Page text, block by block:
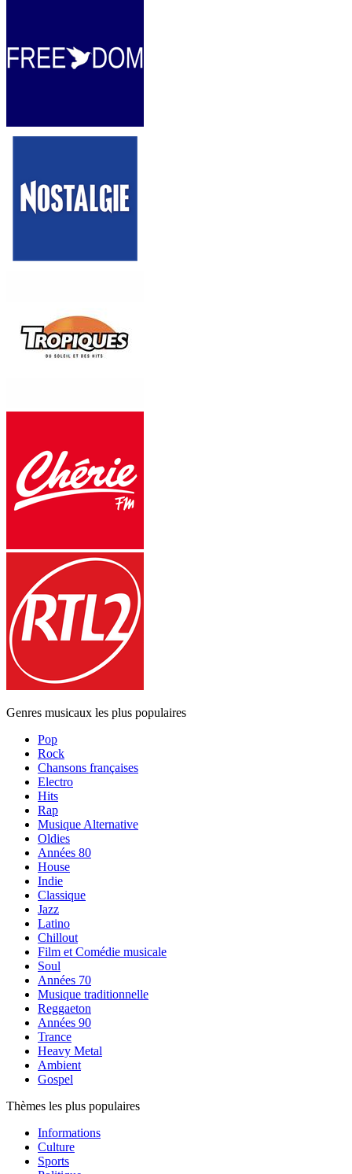
Genres musicaux les plus populaires
Pop
Rock
Chansons françaises
Electro
Hits
Rap
Musique Alternative
Oldies
Années 80
House
Indie
Classique
Jazz
Latino
Chillout
Film et Comédie musicale
Soul
Années 70
Musique traditionnelle
Reggaeton
Années 90
Trance
Heavy Metal
Ambient
Gospel
Thèmes les plus populaires
Informations
Culture
Sports